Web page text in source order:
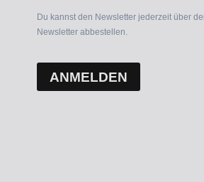
Du kannst den Newsletter jederzeit über
Newsletter abbestellen.
ANMELDEN